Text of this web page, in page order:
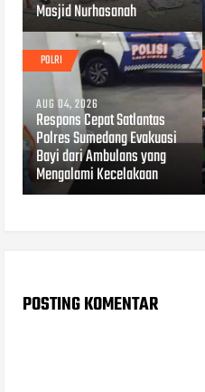
Masjid Nurhasanah
POLRI
AUG 04, 2026
Respons Cepat Satlantas
Polres Sumedang Evakuasi
Bayi dari Ambulans yang
Mengalami Kecelakaan
POSTING KOMENTAR